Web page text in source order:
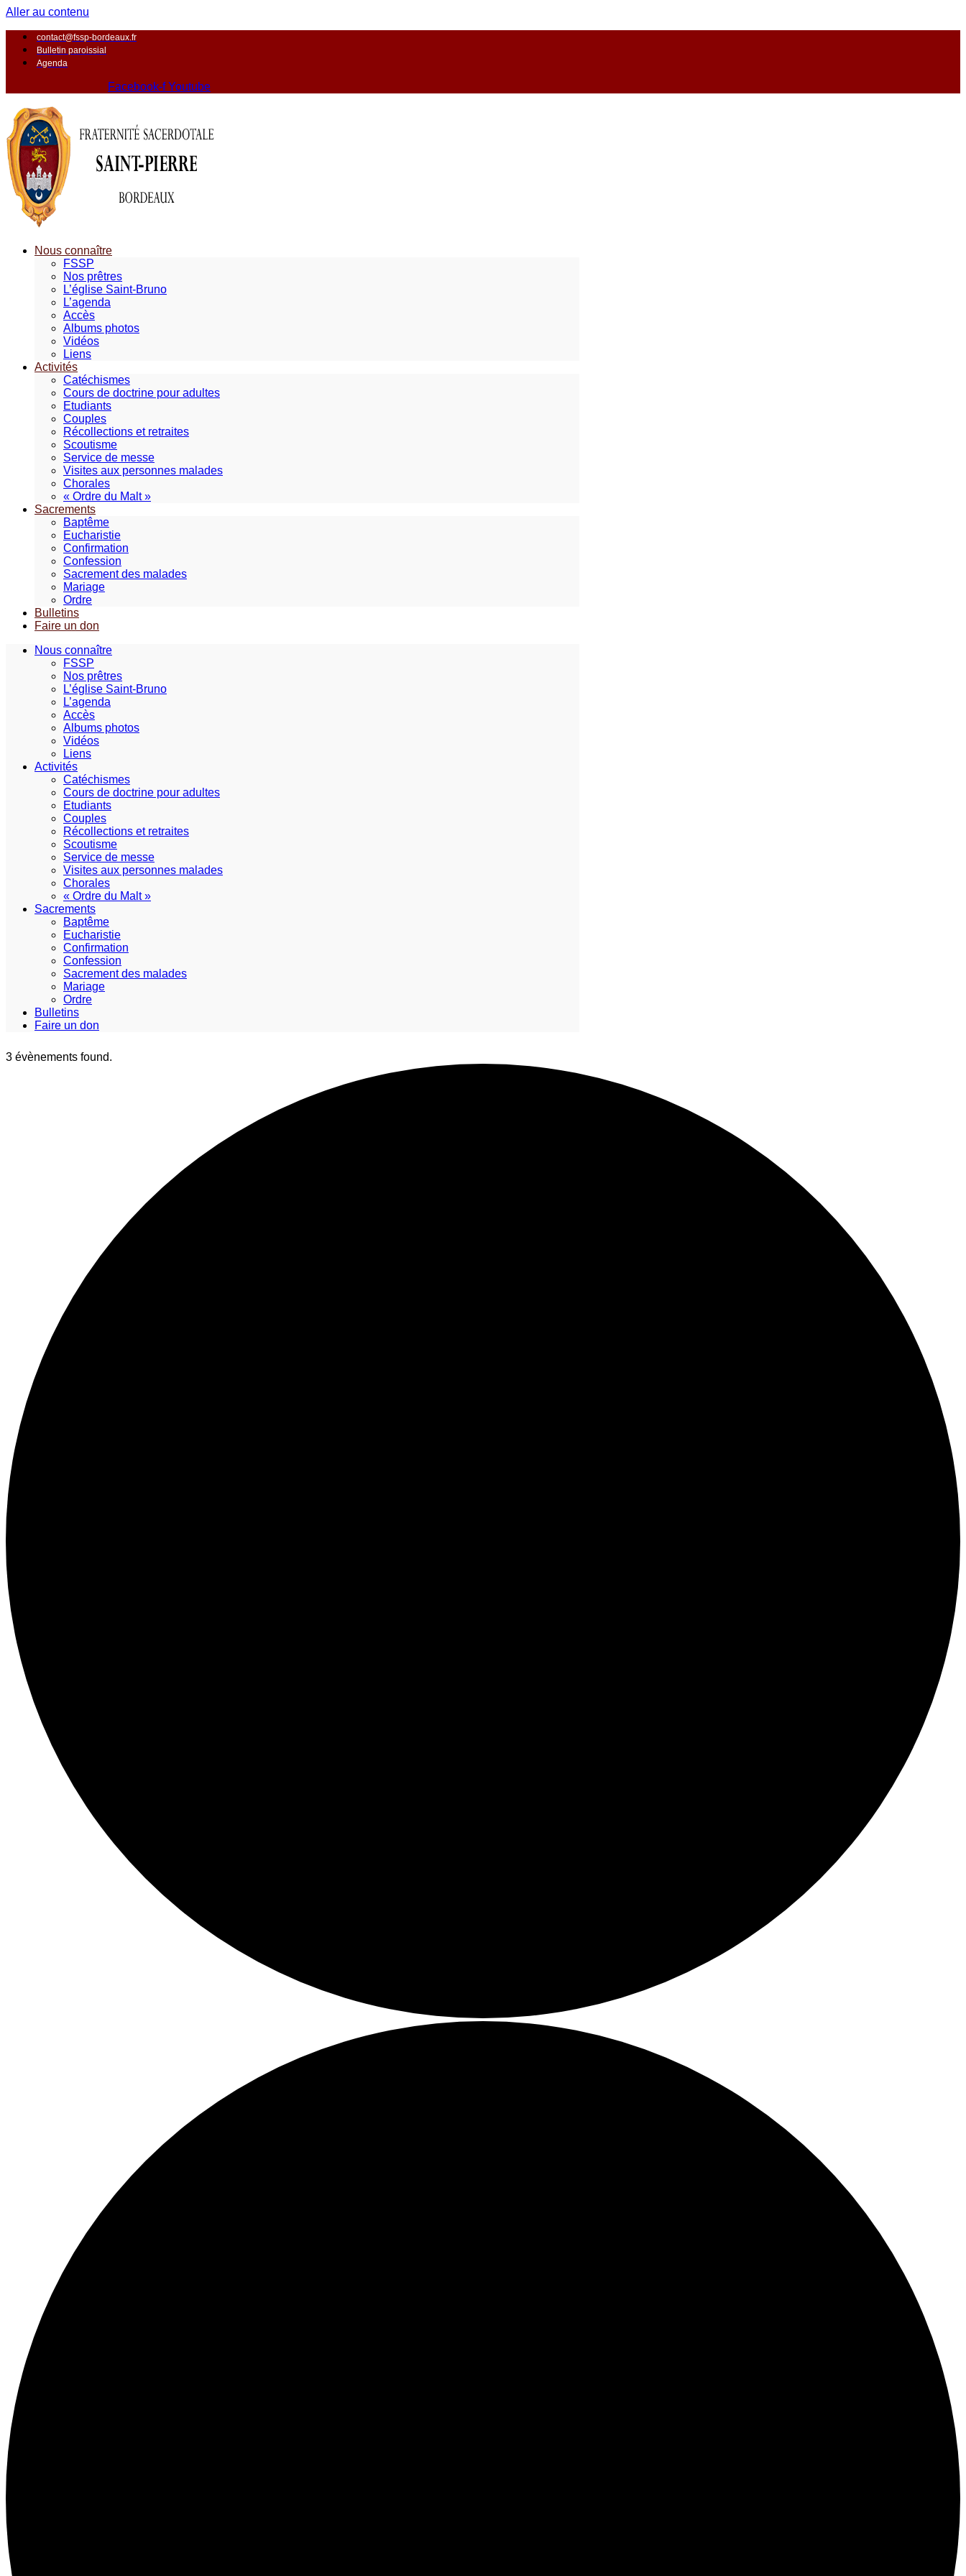
Aller au contenu
contact@fssp-bordeaux.fr
Bulletin paroissial
Agenda
Facebook-f Youtube
Nous connaître
FSSP
Nos prêtres
L’église Saint-Bruno
L’agenda
Accès
Albums photos
Vidéos
Liens
Activités
Catéchismes
Cours de doctrine pour adultes
Etudiants
Couples
Récollections et retraites
Scoutisme
Service de messe
Visites aux personnes malades
Chorales
« Ordre du Malt »
Sacrements
Baptême
Eucharistie
Confirmation
Confession
Sacrement des malades
Mariage
Ordre
Bulletins
Faire un don
Nous connaître
FSSP
Nos prêtres
L’église Saint-Bruno
L’agenda
Accès
Albums photos
Vidéos
Liens
Activités
Catéchismes
Cours de doctrine pour adultes
Etudiants
Couples
Récollections et retraites
Scoutisme
Service de messe
Visites aux personnes malades
Chorales
« Ordre du Malt »
Sacrements
Baptême
Eucharistie
Confirmation
Confession
Sacrement des malades
Mariage
Ordre
Bulletins
Faire un don
3 évènements found.